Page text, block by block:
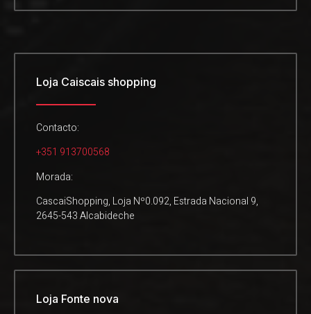
Loja Caiscais shopping
Contacto:
+351 913700568
Morada:
CascaiShopping, Loja Nº0.092, Estrada Nacional 9,
2645-543 Alcabideche
Loja Fonte nova